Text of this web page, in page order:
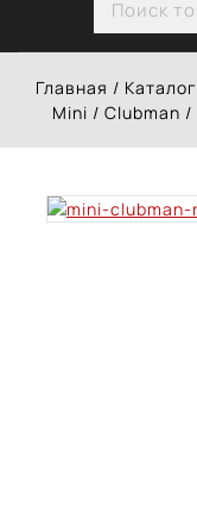
Главная / Каталог
Mini / Clubman /